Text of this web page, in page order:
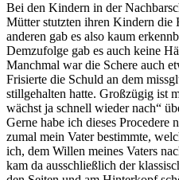
Bei den Kindern in der
Mütter stutzten ihren Kindern die
anderen gab es also kaum
Demzufolge gab es auch keine
Manchmal war die Schere auch
Frisierte die Schuld an dem
stillgehalten hatte. Großzügig ist
wächst ja schnell wieder nach
Gerne habe ich dieses Procedere
zumal mein Vater bestimmte,
ich, dem Willen meines Vaters
kam da ausschließlich der